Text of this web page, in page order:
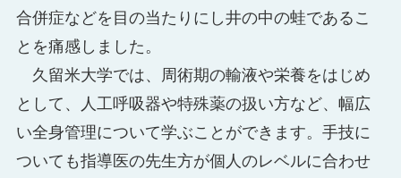
合併症などを目の当たりにし井の中の蛙であるこ
とを痛感しました。
久留米大学では、周術期の輸液や栄養をはじめ
として、人工呼吸器や特殊薬の扱い方など、幅広
い全身管理について学ぶことができます。手技に
ついても指導医の先生方が個人のレベルに合わせ